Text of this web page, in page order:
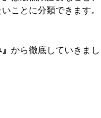
ことに分類できます。
から徹底していきま